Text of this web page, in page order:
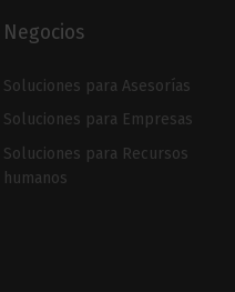
Negocios
Soluciones para Asesorías
Soluciones para Empresas
Soluciones para Recursos
humanos